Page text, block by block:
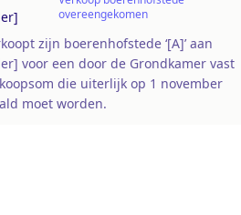
overeengekomen
zijn boerenhofstede ‘[A]’ aan
voor een door de Grondkamer vast
die uiterlijk op 1 november
moet worden.